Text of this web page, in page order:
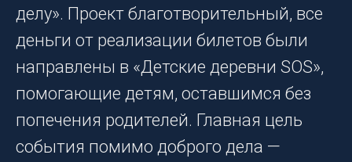
делу». Проект благотворительный, все
деньги от реализации билетов были
направлены в «Детские деревни SOS»,
помогающие детям, оставшимся без
попечения родителей. Главная цель
события помимо доброго дела —